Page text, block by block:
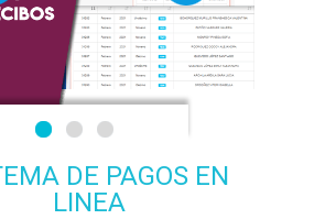
DE PAGOS EN
LINEA